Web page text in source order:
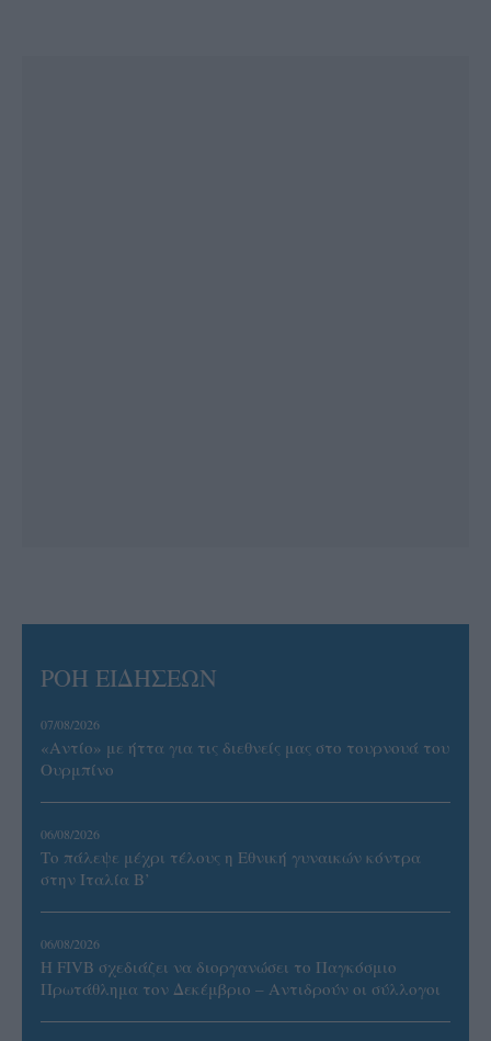
ΡΟΗ ΕΙΔΗΣΕΩΝ
07/08/2026
«Αντίο» με ήττα για τις διεθνείς μας στο τουρνουά του
Ουρμπίνο
06/08/2026
Το πάλεψε μέχρι τέλους η Εθνική γυναικών κόντρα
στην Ιταλία Β’
06/08/2026
Η FIVB σχεδιάζει να διοργανώσει το Παγκόσμιο
Πρωτάθλημα τον Δεκέμβριο – Αντιδρούν οι σύλλογοι